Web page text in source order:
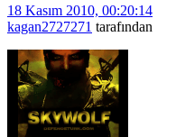
18 Kasım 2010, 00:20:14
kagan2727271 tarafından